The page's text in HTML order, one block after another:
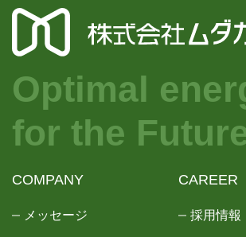
Optimal
for the
COMPANY
メッセージ
CAREER
採用情報